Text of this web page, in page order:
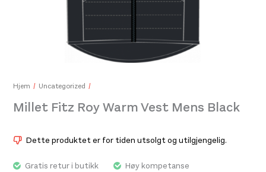
400,-
Hjem Uncategorized
Millet Fitz Roy Warm Vest Mens Black
Dette produktet er for tiden utsolgt og utilgjengelig.
Gratis retur i butikk
Høy kompetanse